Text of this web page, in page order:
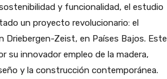
y funcionalidad, el estudio
un proyecto revolucionario: el
Driebergen-Zeist, en Países Bajos. Este
innovador empleo de la madera,
y la construcción contemporánea.